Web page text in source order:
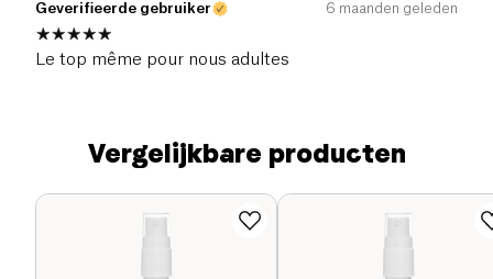
Geverifieerde gebruiker 6 maanden geleden
Le top même pour nous adultes
Vergelijkbare producten